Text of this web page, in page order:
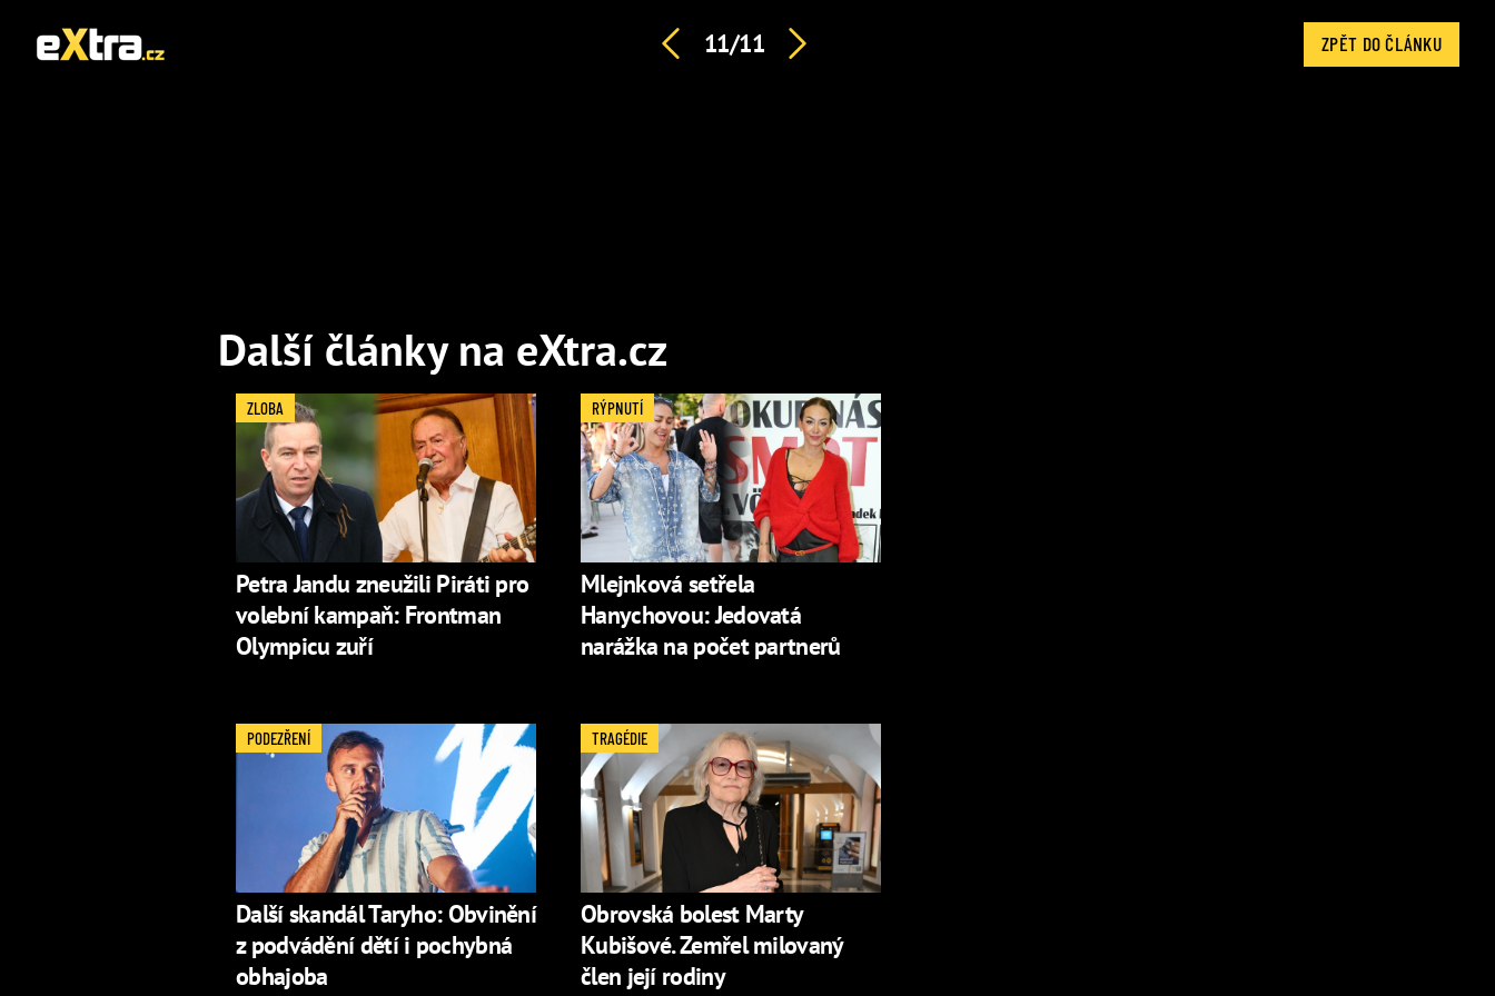
11/11 ZPĚT DO ČLÁNKU
Další články na eXtra.cz
Petra Jandu zneužili Piráti pro
volební kampaň: Frontman
Olympicu zuří
ZLOBA
Mlejnková setřela
Hanychovou: Jedovatá
narážka na počet partnerů
RÝPNUTÍ
Další skandál Taryho: Obvinění
z podvádění dětí i pochybná
obhajoba
PODEZŘENÍ
Obrovská bolest Marty
Kubišové. Zemřel milovaný
člen její rodiny
TRAGÉDIE